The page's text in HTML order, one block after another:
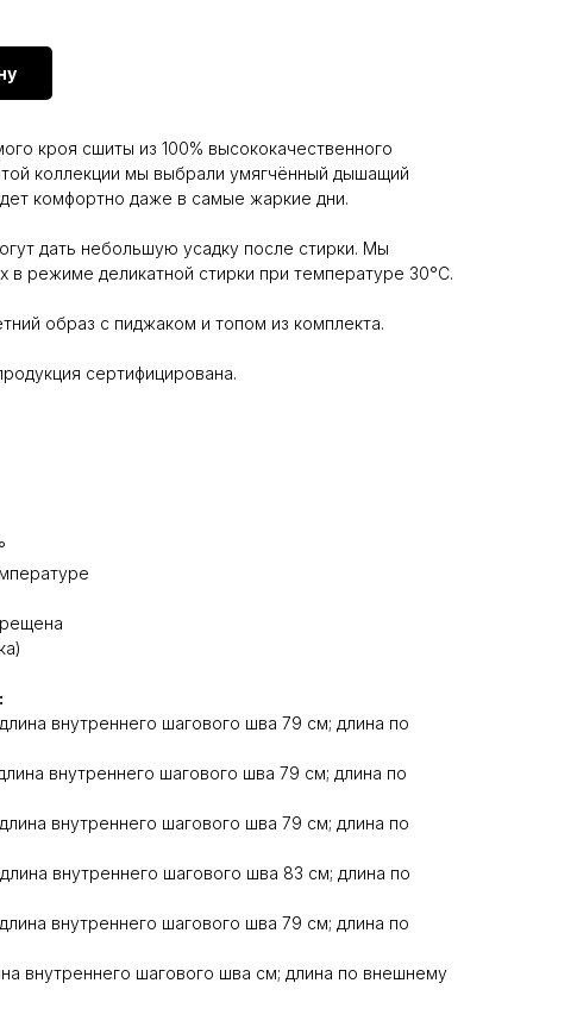
кроя сшиты из 100% высококачественного
коллекции мы выбрали умягчённый дышащий
комфортно даже в самые жаркие дни.
дать небольшую усадку после стирки. Мы
в режиме деликатной стирки при температуре 30°С.
образ с пиджаком и топом из комплекта.
сертифицирована.
внутреннего шагового шва 79 см; длина по
внутреннего шагового шва 79 см; длина по
внутреннего шагового шва 79 см; длина по
внутреннего шагового шва 83 см; длина по
внутреннего шагового шва 79 см; длина по
внутреннего шагового шва см; длина по внешнему